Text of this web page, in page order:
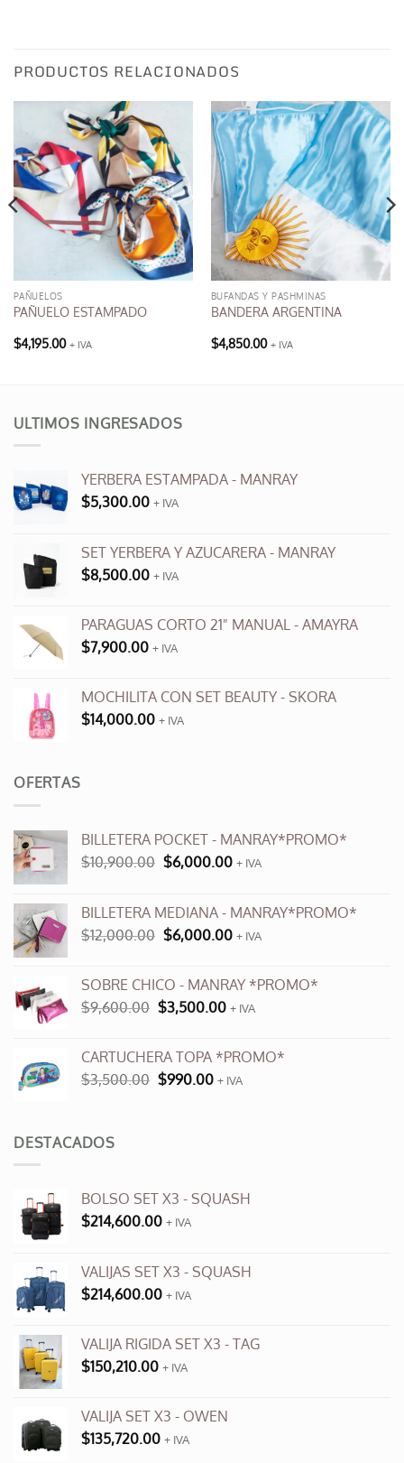
PRODUCTOS RELACIONADOS
PAÑUELOS
PAÑUELO ESTAMPADO
$4,195.00 + IVA
BUFANDAS Y PASHMINAS
BANDERA ARGENTINA
$4,850.00 + IVA
ULTIMOS INGRESADOS
YERBERA ESTAMPADA - MANRAY
$5,300.00 + IVA
SET YERBERA Y AZUCARERA - MANRAY
$8,500.00 + IVA
PARAGUAS CORTO 21" MANUAL - AMAYRA
$7,900.00 + IVA
MOCHILITA CON SET BEAUTY - SKORA
$14,000.00 + IVA
OFERTAS
BILLETERA POCKET - MANRAY*PROMO*
$10,900.00 El
era:
$10,900.00.
$6,000.00El
es:
$6,000.00.
+ IVA
BILLETERA MEDIANA - MANRAY*PROMO*
$12,000.00 El
era:
$12,000.00.
$6,000.00El
es:
$6,000.00.
+ IVA
SOBRE CHICO - MANRAY *PROMO*
$9,600.00 El
era:
$9,600.00.
$3,500.00El
es:
$3,500.00.
+ IVA
CARTUCHERA TOPA *PROMO*
$3,500.00 El
$990.00El+ IVA
DESTACADOS
BOLSO SET X3 - SQUASH
$214,600.00 + IVA
VALIJAS SET X3 - SQUASH
$214,600.00 + IVA
VALIJA RIGIDA SET X3 - TAG
$150,210.00 + IVA
VALIJA SET X3 - OWEN
$135,720.00 + IVA